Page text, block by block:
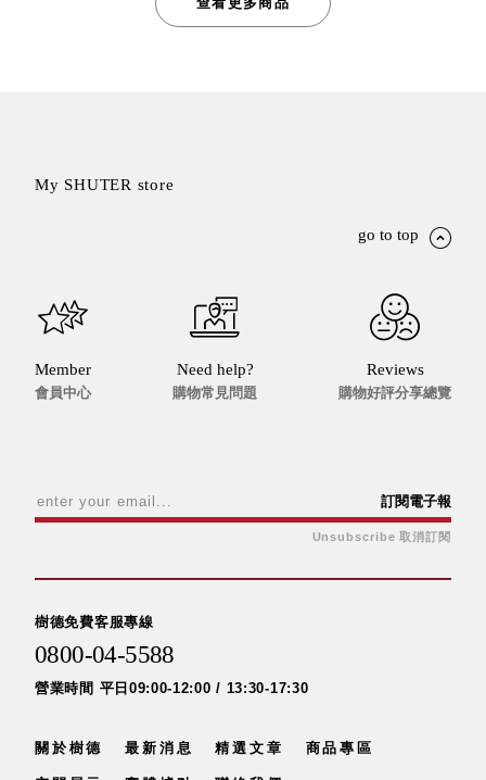
My SHUTER store
go to top
Member
會員中心
Need help?
購物常見問題
Reviews
購物好評分享總覽
訂閱電子報
Unsubscribe 取消訂閱
樹德免費客服專線
0800-04-5588
營業時間 平日09:00-12:00 / 13:30-17:30
關於樹德 最新消息 精選文章 商品專區